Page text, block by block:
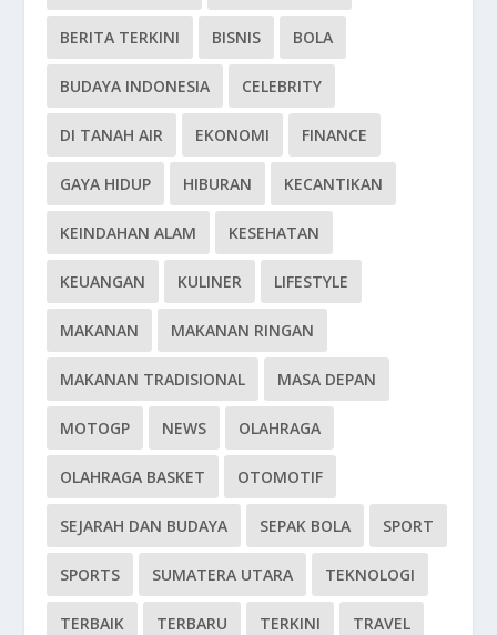
BERITA TERKINI BISNIS BOLA
BUDAYA INDONESIA CELEBRITY
DI TANAH AIR EKONOMI FINANCE
GAYA HIDUP HIBURAN KECANTIKAN
KEINDAHAN ALAM KESEHATAN
KEUANGAN KULINER LIFESTYLE
MAKANAN MAKANAN RINGAN
MAKANAN TRADISIONAL MASA DEPAN
MOTOGP NEWS OLAHRAGA
OLAHRAGA BASKET OTOMOTIF
SEJARAH DAN BUDAYA SEPAK BOLA SPORT
SPORTS SUMATERA UTARA TEKNOLOGI
TERBAIK TERBARU TERKINI TRAVEL